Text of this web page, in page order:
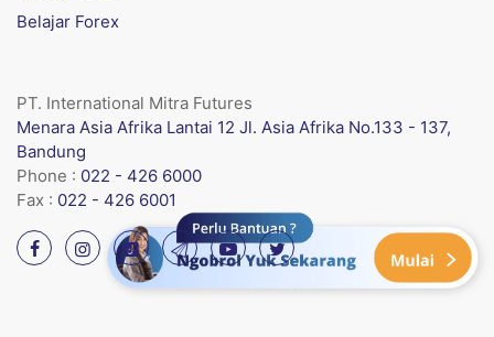
Belajar Forex
PT. International Mitra Futures
Menara Asia Afrika Lantai 12 Jl. Asia Afrika No.133 - 137,
Bandung
Phone : 022 - 426 6000
Fax : 022 - 426 6001